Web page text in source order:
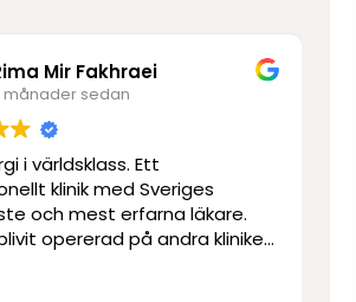
Mir Fakhraei
månader sedan
i världsklass. Ett
klinik med Sveriges
och mest erfarna läkare.
opererad på andra kliniker
upplevt skicklighet och
denna nivå.